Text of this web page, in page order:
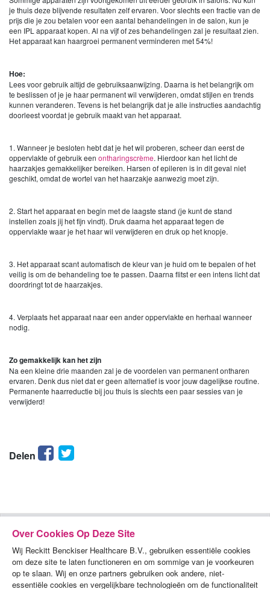
je thuis deze blijvende resultaten zelf ervaren. Voor slechts een fractie van de
prijs die je zou betalen voor een aantal behandelingen in de salon, kun je
een IPL apparaat kopen. Al na vijf of zes behandelingen zal je resultaat zien.
Het apparaat kan haargroei permanent verminderen met 54%!
Hoe:
Lees voor gebruik altijd de gebruiksaanwijzing. Daarna is het belangrijk om
te beslissen of je je haar permanent wil verwijderen, omdat stijlen en trends
kunnen veranderen. Tevens is het belangrijk dat je alle instructies aandachtig
doorleest voordat je gebruik maakt van het apparaat.
1. Wanneer je besloten hebt dat je het wil proberen, scheer dan eerst de
oppervlakte of gebruik een ontharingscrème. Hierdoor kan het licht de
haarzakjes gemakkelijker bereiken. Harsen of epileren is in dit geval niet
geschikt, omdat de wortel van het haarzakje aanwezig moet zijn.
2. Start het apparaat en begin met de laagste stand (je kunt de stand
instellen zoals jij het fijn vindt). Druk daarna het apparaat tegen de
oppervlakte waar je het haar wil verwijderen en druk op het knopje.
3. Het apparaat scant automatisch de kleur van je huid om te bepalen of het
veilig is om de behandeling toe te passen. Daarna flitst er een intens licht dat
doordringt tot de haarzakjes.
4. Verplaats het apparaat naar een ander oppervlakte en herhaal wanneer
nodig.
Zo gemakkelijk kan het zijn
Na een kleine drie maanden zal je de voordelen van permanent ontharen
ervaren. Denk dus niet dat er geen alternatief is voor jouw dagelijkse routine.
Permanente haarreductie bij jou thuis is slechts een paar sessies van je
verwijderd!
Delen Facebook
Twitter
Over Cookies Op Deze Site
Wij Reckitt Benckiser Healthcare B.V., gebruiken essentiële cookies
om deze site te laten functioneren en om sommige van je voorkeuren
op te slaan. Wij en onze partners gebruiken ook andere, niet-
essentiële cookies en vergelijkbare technologieën om de functionaliteit